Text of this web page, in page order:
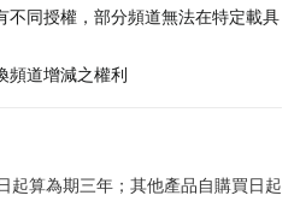
不同授權，部分頻道無法在特定載具
頻道增減之權利
起算為期三年；其他產品自購買日起